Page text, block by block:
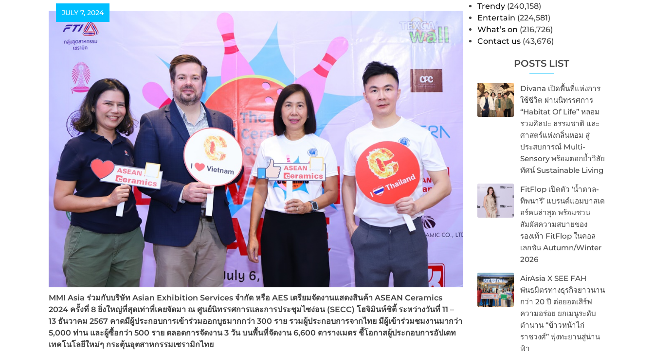
Trendy (240,158)
Entertain (224,581)
What’s on (216,726)
Contact us (43,676)
POSTS LIST
Divana เปิดพื้นที่แห่งการ
ใช้ชีวิต ผ่านนิทรรศการ
“Habitat Of Life” หลอม
รวมศิลปะ ธรรมชาติ และ
ศาสตร์แห่งกลิ่นหอม สู่
ประสบการณ์ Multi-
Sensory พร้อมตอกย้ำวิสัย
ทัศน์ Sustainable Living
FitFlop เปิดตัว ‘น้ำตาล-
ทิพนารี’ แบรนด์แอมบาสเด
อร์คนล่าสุด พร้อมชวน
สัมผัสความสบายของ
รองเท้า FitFlop ในคอล
เลกชัน Autumn/Winter
2026
AirAsia X SEE FAH
พันธมิตรทางธุรกิจยาวนาน
กว่า 20 ปี ต่อยอดเสิร์ฟ
ความอร่อย ยกเมนูระดับ
ตำนาน “ข้าวหน้าไก่
ราชวงศ์” พุ่งทะยานสู่น่าน
ฟ้า
JULY 7, 2024
MMI Asia ร่วมกับบริษัท Asian Exhibition Services จำกัด หรือ AES เตรียมจัดงานแสดงสินค้า ASEAN Ceramics
2024 ครั้งที่ 8 ยิ่งใหญ่ที่สุดเท่าที่เคยจัดมา ณ ศูนย์นิทรรศการและการประชุมไซง่อน (SECC) โฮจิมินห์ซิตี้ ระหว่างวันที่ 11 –
13 ธันวาคม 2567 คาดมีผู้ประกอบการเข้าร่วมออกบูธมากกว่า 300 ราย รวมผู้ประกอบการจากไทย มีผู้เข้าร่วมชมงานมากว่า
5,000 ท่าน และผู้ซื้อกว่า 500 ราย ตลอดการจัดงาน3 วัน บนพื้นที่จัดงาน6,600 ตารางเมตร ชี้โอกาสผู้ประกอบการอัปเดท
เทคโนโลยีใหม่ๆ กระตุ้นอุตสาหกรรมเซรามิกไทย